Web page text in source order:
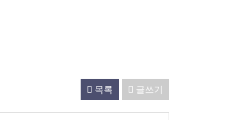
목록 글쓰기